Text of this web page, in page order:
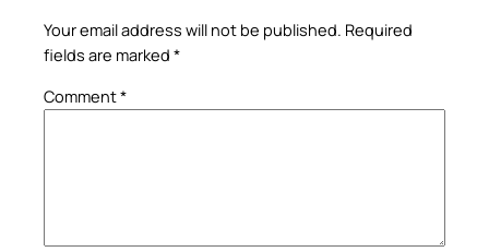
Your email address will not be published. Required
fields are marked *
Comment*